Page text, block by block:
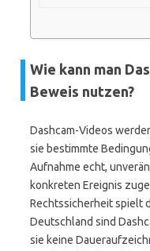
Wie kann man
Beweis nutzen?
Dashcam-Videos
sie bestimmte
Aufnahme echt,
konkreten Ereignis
Rechtssicherheit spielt
Deutschland sind
sie keine